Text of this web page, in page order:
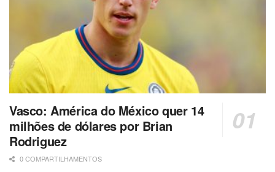
Vasco: América do México quer 14
milhões de dólares por Brian
Rodriguez
0 COMPARTILHAMENTOS